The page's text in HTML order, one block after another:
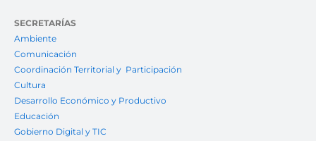
SECRETARÍAS
Ambiente
Comunicación
Coordinación Territorial y Participación
Cultura
Desarrollo Económico y Productivo
Educación
Gobierno Digital y TIC